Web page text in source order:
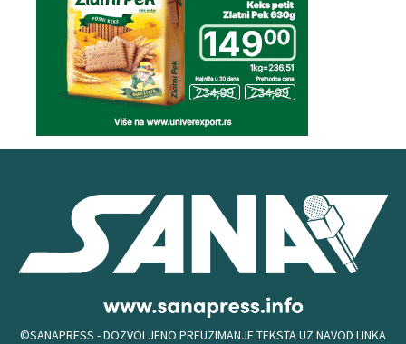
©SANAPRESS - DOZVOLJENO PREUZIMANJE TEKSTA UZ NAVOD LINKA